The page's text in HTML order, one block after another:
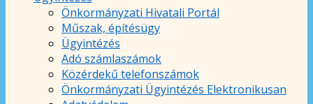
Önkormányzati Hivatali Portál
Műszak, építésügy
Ügyintézés
Adó számlaszámok
Közérdekű telefonszámok
Önkormányzati Ügyintézés Elektronikusan